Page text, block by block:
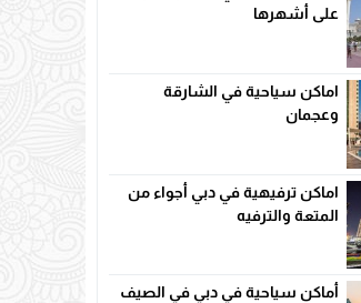
على أشهرها
اماكن سياحية في الشارقة
وعجمان
اماكن ترفيهية في دبي أجواء من
المتعة والترفيه
أماكن سياحية في دبي في الصيف